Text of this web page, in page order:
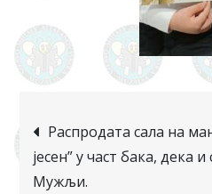
Распродата сала на
јесен” у част бака, дека
Мужљи.